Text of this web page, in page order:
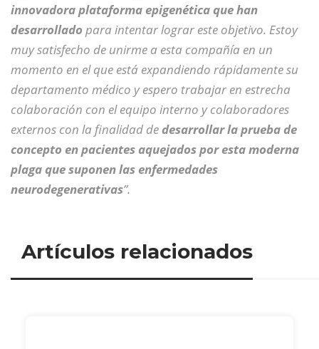
innovadora plataforma epigenética que han
desarrollado para intentar lograr este objetivo. Estoy
muy satisfecho de unirme a esta compañía en un
momento en el que está expandiendo rápidamente su
departamento médico y espero trabajar en estrecha
colaboración con el equipo interno y colaboradores
externos con la finalidad dedesarrollar la prueba de
concepto en pacientes aquejados por esta moderna
plaga que suponen las enfermedades
neurodegenerativas”.
Artículos relacionados